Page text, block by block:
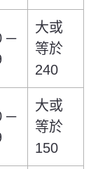
─
大或
等於
240
─
大或
等於
150